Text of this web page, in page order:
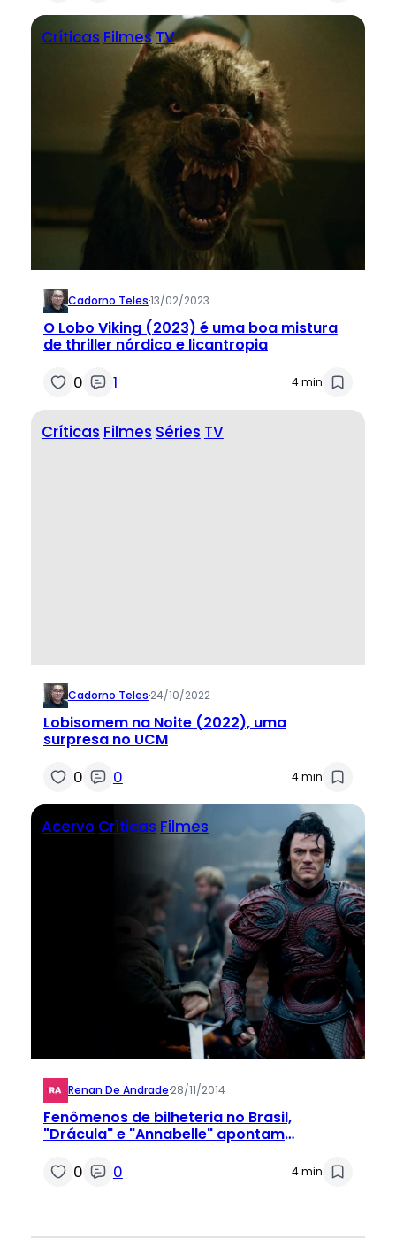
Críticas FilmesTV
Cadorno Teles·13/02/2023
O Lobo Viking (2023) é uma boa mistura
de thriller nórdico e licantropia
0 1 4 min
Críticas Filmes Séries TV
Cadorno Teles·24/10/2022
Lobisomem na Noite (2022), uma
surpresa no UCM
0 0 4 min
Acervo Críticas Filmes
Renan De Andrade·28/11/2014
Fenômenos de bilheteria no Brasil,
"Drácula" e "Annabelle" apontam
0 0 4 min